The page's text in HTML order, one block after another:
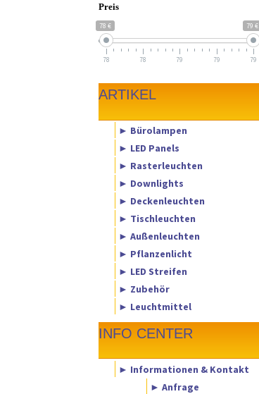
Preis
78 € 79 €
78 78 79 79 79
ARTIKEL
► Bürolampen
► LED Panels
► Rasterleuchten
► Downlights
► Deckenleuchten
► Tischleuchten
► Außenleuchten
► Pflanzenlicht
► LED Streifen
► Zubehör
► Leuchtmittel
INFO CENTER
► Informationen & Kontakt
► Anfrage